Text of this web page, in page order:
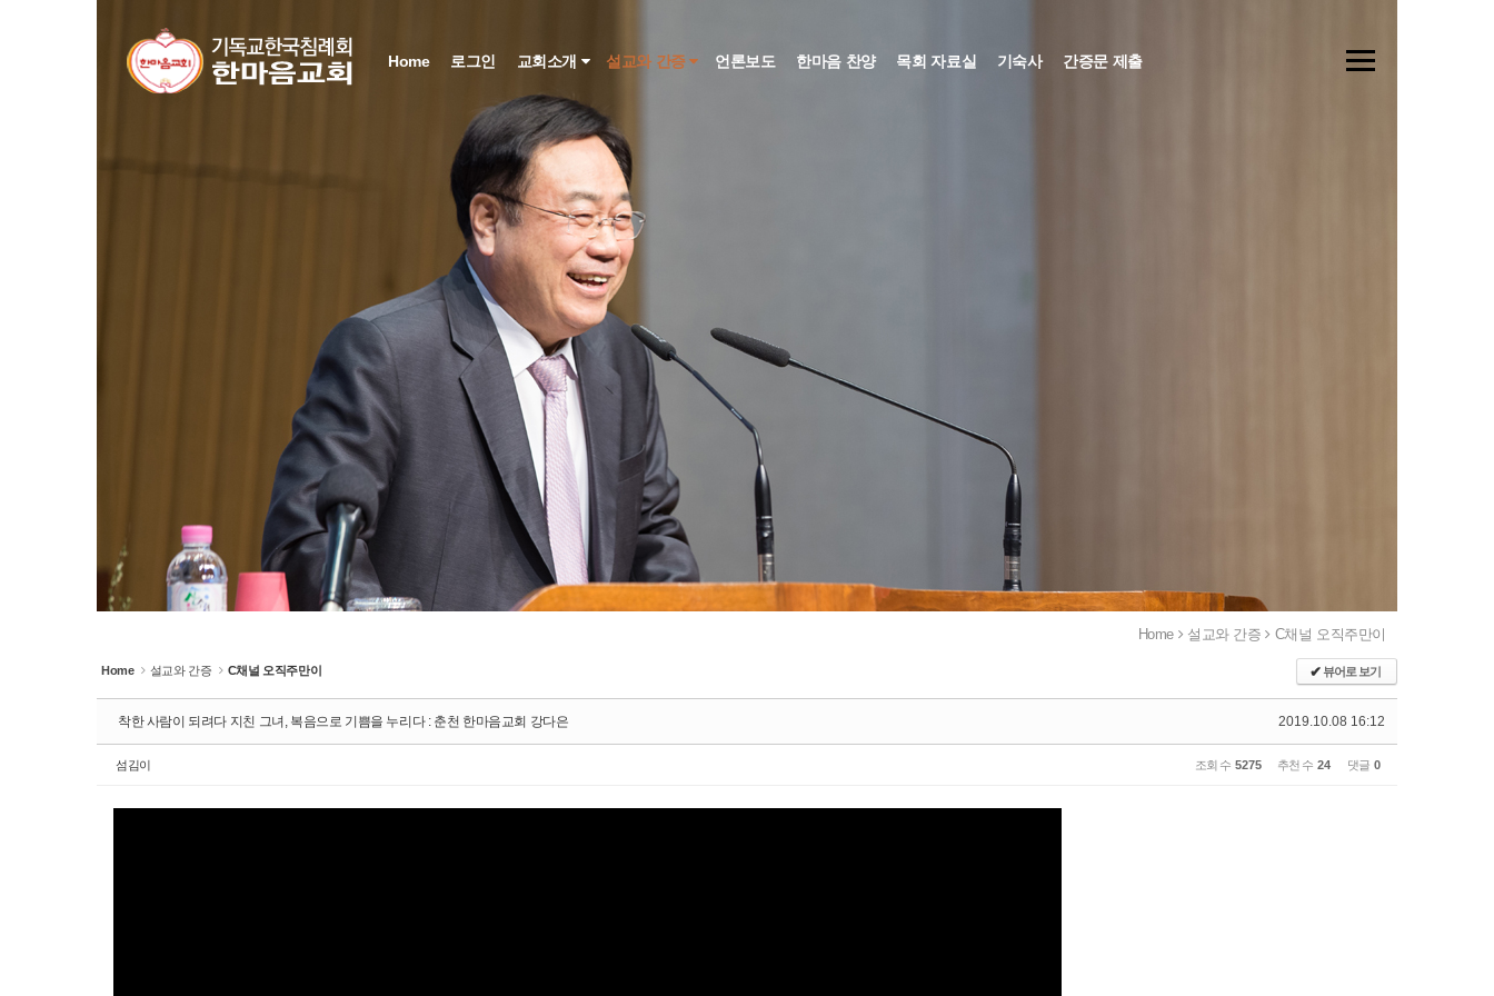
Home 로그인 교회소개 설교와 간증 언론보도 한마음 찬양 목회 자료실 기숙사 간증문 제출
Home 설교와 간증 C채널 오직주만이
Home 설교와 간증 C채널 오직주만이 ✔뷰어로 보기
2019.10.08 16:12
착한 사람이 되려다 지친 그녀, 복음으로 기쁨을 누리다 : 춘천 한마음교회 강다은
섬김이 조회 수 5275 추천 수 24 댓글 0